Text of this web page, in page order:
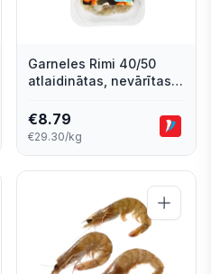
Garneles Rimi 40/50
atlaidinātas, nevārītas,
300g
€8.79
€29.30/kg